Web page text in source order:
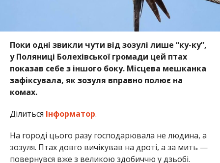
Поки одні звикли чути від зозулі лише “ку-ку”,
у Поляниці Болехівської громади цей птах
показав себе з іншого боку. Місцева мешканка
зафіксувала, як зозуля вправно полює на
комах.
Ділиться Інформатор.
На городі цього разу господарювала не людина, а
зозуля. Птах довго вичікував на дроті, а за мить —
повернувся вже з великою здобиччю у дзьобі.